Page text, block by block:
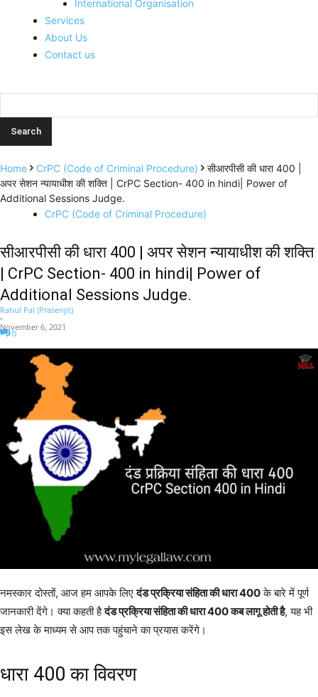
International Organisation
Services
About Us
Contact us
Home CrPC (Code of Criminal Procedure)
सीआरपीसी की धारा 400 |
अपर सेशन न्यायाधीश की शक्ति | CrPC Section- 400 in hindi| Power of
Additional Sessions Judge.
CrPC (Code of Criminal Procedure)
सीआरपीसी की धारा 400 | अपर सेशन न्यायाधीश की शक्ति
| CrPC Section- 400 in hindi| Power of
Additional Sessions Judge.
Rahul Pal (Prasenjit)
-
November 6, 2021
0
नमस्कार दोस्तों, आज हम आपके लिएदंड प्रक्रिया संहिता की धारा 400के बारे में पूर्ण
जानकारी देंगे। क्या कहती हैदंड प्रक्रिया संहिता की धारा 400 कब लागू होती है, यह भी
इस लेख के माध्यम से आप तक पहुंचाने का प्रयास करेंगे।
धारा 400 का विवरण